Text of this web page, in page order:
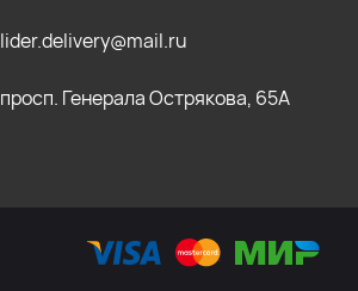
lider.delivery@mail.ru
просп. Генерала Острякова, 65А